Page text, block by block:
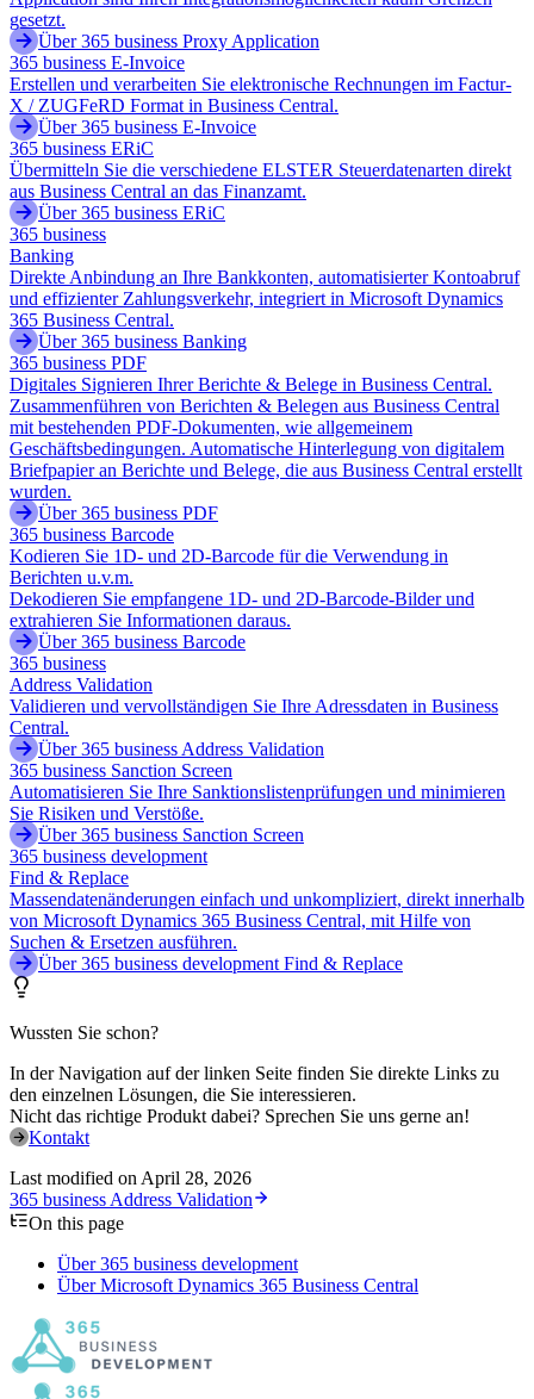
gesetzt.
Über 365 business Proxy Application
365 business E-Invoice
Erstellen und verarbeiten Sie elektronische Rechnungen im Factur-
X / ZUGFeRD Format in Business Central.
Über 365 business E-Invoice
365 business ERiC
Übermitteln Sie die verschiedene ELSTER Steuerdatenarten direkt
aus Business Central an das Finanzamt.
Über 365 business ERiC
365 business
Banking
Direkte Anbindung an Ihre Bankkonten, automatisierter Kontoabruf
und effizienter Zahlungsverkehr, integriert in Microsoft Dynamics
365 Business Central.
Über 365 business Banking
365 business PDF
Digitales Signieren Ihrer Berichte & Belege in Business Central.
Zusammenführen von Berichten & Belegen aus Business Central
mit bestehenden PDF-Dokumenten, wie allgemeinem
Geschäftsbedingungen. Automatische Hinterlegung von digitalem
Briefpapier an Berichte und Belege, die aus Business Central erstellt
wurden.
Über 365 business PDF
365 business Barcode
Kodieren Sie 1D- und 2D-Barcode für die Verwendung in
Berichten u.v.m.
Dekodieren Sie empfangene 1D- und 2D-Barcode-Bilder und
extrahieren Sie Informationen daraus.
Über 365 business Barcode
365 business
Address Validation
Validieren und vervollständigen Sie Ihre Adressdaten in Business
Central.
Über 365 business Address Validation
365 business Sanction Screen
Automatisieren Sie Ihre Sanktionslistenprüfungen und minimieren
Sie Risiken und Verstöße.
Über 365 business Sanction Screen
365 business development
Find & Replace
Massendatenänderungen einfach und unkompliziert, direkt innerhalb
von Microsoft Dynamics 365 Business Central, mit Hilfe von
Suchen & Ersetzen ausführen.
Über 365 business development Find & Replace
Wussten Sie schon?
In der Navigation auf der linken Seite finden Sie direkte Links zu
den einzelnen Lösungen, die Sie interessieren.
Nicht das richtige Produkt dabei? Sprechen Sie uns gerne an!
Kontakt
Last modified on April 28, 2026
365 business Address Validation
On this page
Über 365 business development
Über Microsoft Dynamics 365 Business Central